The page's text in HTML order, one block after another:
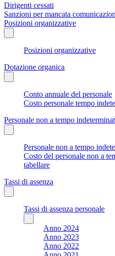
Dirigenti cessati
Sanzioni per mancata
Posizioni organizzative
Posizioni organizzative
Dotazione organica
Conto annuale del personale
Costo personale tempo
Personale non a tempo
Personale non a tempo
Costo del personale non a
tabellare
Tassi di assenza
Tassi di assenza personale
Anno 2024
Anno 2023
Anno 2022